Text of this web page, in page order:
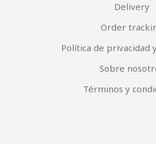
Delivery
Order
Política de privacidad
Sobre
Términos y